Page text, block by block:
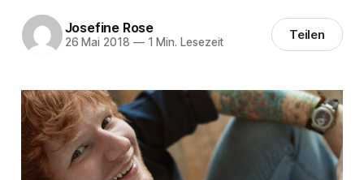
Josefine Rose
26 Mai 2018 —1 Min. Lesezeit Teilen